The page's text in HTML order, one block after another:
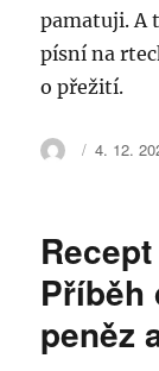
pamatuji. A
písní na
o přežití.
Autor:
4. 12.
Příběh
peněz